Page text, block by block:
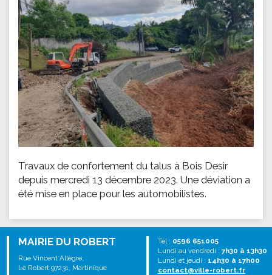
Travaux de confortement du talus à Bois Desir
depuis mercredi 13 décembre 2023. Une déviation a
été mise en place pour les automobilistes.
MAIRIE DU ROBERT
Rue Vincent Allègre,
Le Robert 97231, Martinique
Tél : 0596 651005
Lundi au vendredi : 7h30 à 13h30
Lundi et jeudi : 14h30 à 17h00
contact@ville-robert.fr